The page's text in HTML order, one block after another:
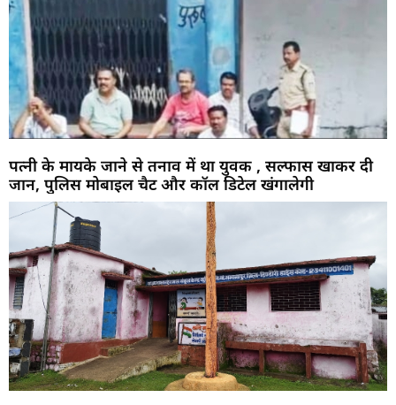
पत्नी के मायके जाने से तनाव में था युवक , सल्फास खाकर दी
जान, पुलिस मोबाइल चैट और कॉल डिटेल खंगालेगी